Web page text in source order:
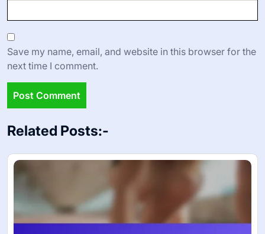
Save my name, email, and website in this browser for the
next time I comment.
Related Posts:-